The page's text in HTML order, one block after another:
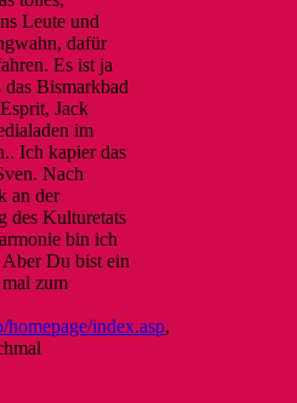
Leute und
dafür
Es ist ja
das Bismarkbad
Jack
im
Ich kapier das
Nach
an der
des Kulturetats
bin ich
Aber Du bist ein
zum
index.asp,